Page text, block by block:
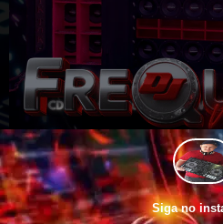
CD Reboque TikTok –
Siga no